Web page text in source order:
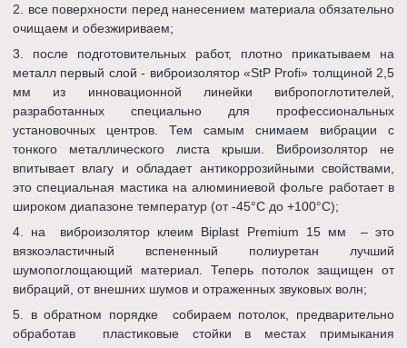
все поверхности перед нанесением материала обязательно
очищаем и обезжириваем;
после подготовительных работ, плотно прикатываем на
металл первый слой - виброизолятор «StP Profi» толщиной 2,5
мм из инновационной линейки вибропоглотителей,
разработанных специально для профессиональных
установочных центров. Тем самым снимаем вибрации с
тонкого металлического листа крыши. Виброизолятор не
впитывает влагу и обладает антикоррозийными свойствами,
это специальная мастика на алюминиевой фольге работает в
широком диапазоне температур (от -45°С до +100°С);
на виброизолятор клеим Biplast Premium 15 мм – это
вязкоэластичный вспененный полиуретан лучший
шумопоглощающий материал. Теперь потолок защищен от
вибраций, от внешних шумов и отраженных звуковых волн;
в обратном порядке собираем потолок, предварительно
обработав пластиковые стойки в местах примыкания